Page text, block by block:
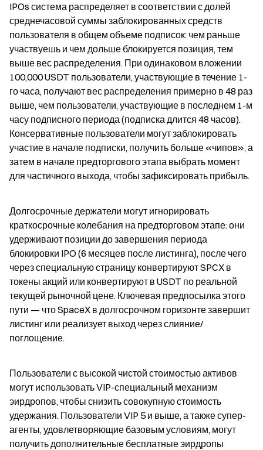
IPOs система распределяет в соответствии с долей
среднечасовой суммы заблокированных средств
пользователя в общем объеме подписок: чем раньше
участвуешь и чем дольше блокируется позиция, тем
выше вес распределения. При одинаковом вложении
100,000 USDT пользователи, участвующие в течение 1-
го часа, получают вес распределения примерно в 48 раз
выше, чем пользователи, участвующие в последнем 1-м
часу подписного периода (подписка длится 48 часов).
Консервативные пользователи могут заблокировать
участие в начале подписки, получить больше «чипов», а
затем в начале предторгового этапа выбрать момент
для частичного выхода, чтобы зафиксировать прибыль.
Долгосрочные держатели могут игнорировать
краткосрочные колебания на предторговом этапе: они
удерживают позиции до завершения периода
блокировки IPO (6 месяцев после листинга), после чего
через специальную страницу конвертируют SPCX в
токены акций или конвертируют в USDT по реальной
текущей рыночной цене. Ключевая предпосылка этого
пути — что SpaceX в долгосрочном горизонте завершит
листинг или реализует выход через слияние/
поглощение.
Пользователи с высокой чистой стоимостью активов
могут использовать VIP-специальный механизм
эирдропов, чтобы снизить совокупную стоимость
удержания. Пользователи VIP 5 и выше, а также супер-
агенты, удовлетворяющие базовым условиям, могут
получить дополнительные бесплатные эирдропы